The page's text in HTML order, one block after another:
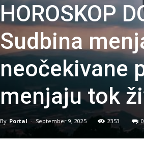
HOROSKOP
Sudbina
neočekivane
menjaju tok
By Portal - September 9, 2025 2353 0